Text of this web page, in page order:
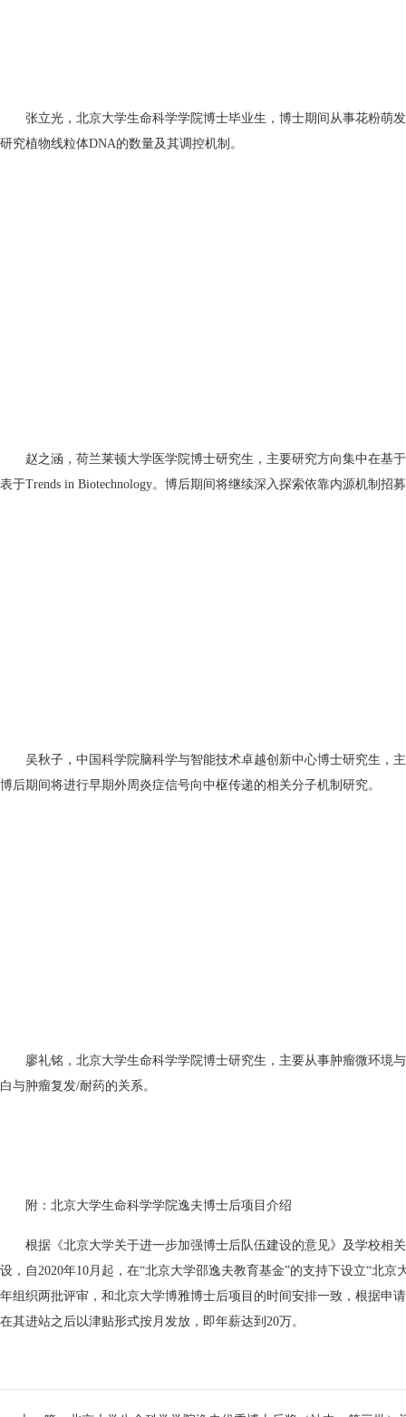
张立光，北京大学生命科学学院博士毕业生，博士期间从事花粉萌
研究植物线粒体DNA的数量及其调控机制。
赵之涵，荷兰莱顿大学医学院博士研究生，主要研究方向集中在基
表于Trends in Biotechnology。博后期间将继续深入探索依靠内源机制招
吴秋子，中国科学院脑科学与智能技术卓越创新中心博士研究生，
博后期间将进行早期外周炎症信号向中枢传递的相关分子机制研究。
廖礼铭，北京大学生命科学学院博士研究生，主要从事肿瘤微环境
白与肿瘤复发/耐药的关系。
附：北京大学生命科学学院逸夫博士后项目介绍
根据《北京大学关于进一步加强博士后队伍建设的意见》及学校相
设，自2020年10月起，在“北京大学邵逸夫教育基金”的支持下设立“北
年组织两批评审，和北京大学博雅博士后项目的时间安排一致，根据申
在其进站之后以津贴形式按月发放，即年薪达到20万。